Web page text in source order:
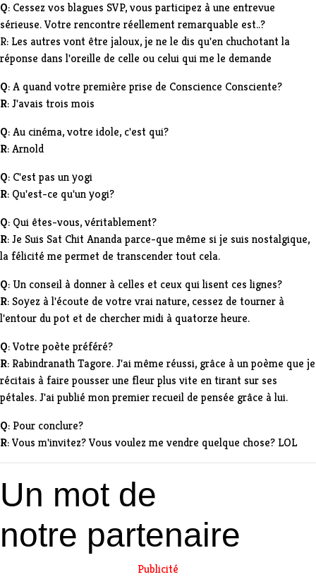
Q: Cessez vos blagues SVP, vous participez à une entrevue
sérieuse. Votre rencontre réellement remarquable est..?
R: Les autres vont être jaloux, je ne le dis qu'en chuchotant la
réponse dans l'oreille de celle ou celui qui me le demande
Q: A quand votre première prise de Conscience Consciente?
R: J'avais trois mois
Q: Au cinéma, votre idole, c'est qui?
R: Arnold
Q: C'est pas un yogi
R: Qu'est-ce qu'un yogi?
Q: Qui êtes-vous, véritablement?
R: Je Suis Sat Chit Anandaparce-que même si je suis nostalgique,
la félicité me permet de transcender tout cela.
Q: Un conseil à donner à celles et ceux qui lisent ces lignes?
R: Soyez à l'écoute de votre vrai nature, cessez de tourner à
l'entour du pot et de chercher midi à quatorze heure.
Q: Votre poète préféré?
R: Rabindranath Tagore. J'ai même réussi, grâce à un poème que je
récitais à faire pousser une fleur plus vite en tirant sur ses
pétales. J'ai publié mon premier recueil de pensée grâce à lui.
Q: Pour conclure?
R: Vous m'invitez? Vous voulez me vendre quelque chose? LOL
Un mot de
notre partenaire
Publicité